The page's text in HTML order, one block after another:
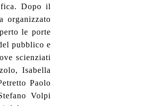
Dopo il
organizzato
le porte
pubblico e
scienziati
Isabella
Paolo
Volpi